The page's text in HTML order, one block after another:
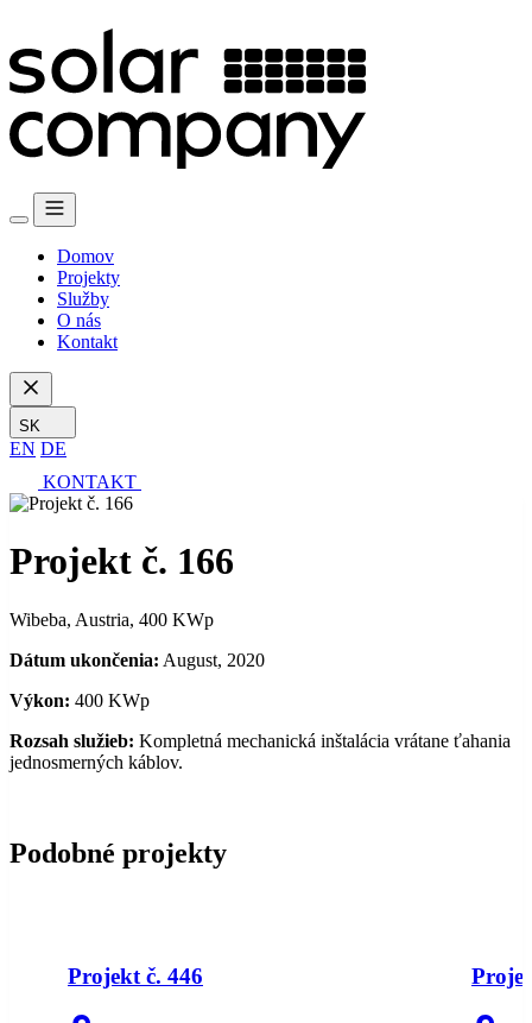
Domov
Projekty
Služby
O nás
Kontakt
SK
EN DE
KONTAKT
Projekt č. 166
Wibeba, Austria, 400 KWp
Dátum ukončenia: August, 2020
Výkon: 400 KWp
Rozsah služieb: Kompletná mechanická inštalácia vrátane ťahania
jednosmerných káblov.
Podobné projekty
Projekt č. 446